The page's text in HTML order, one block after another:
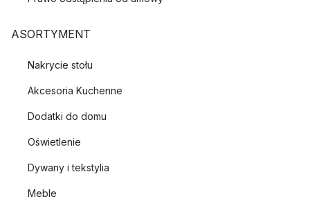
ASORTYMENT
Nakrycie stołu
Akcesoria Kuchenne
Dodatki do domu
Oświetlenie
Dywany i tekstylia
Meble